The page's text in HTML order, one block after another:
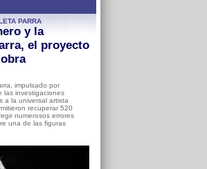
PARRA
y la
el proyecto
impulsado por
las investigaciones
a la universal artista
recuperar 520
numerosos errores
una de las figuras